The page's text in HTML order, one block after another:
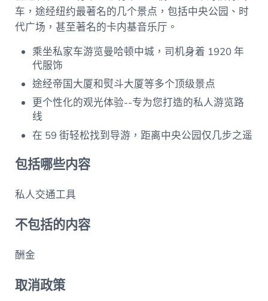
车，途经纽约最著名的几个景点，包括中央公园、时
代广场，甚至著名的卡内基音乐厅。
乘坐私家车游览曼哈顿中城，司机身着 1920 年
代服饰
途经帝国大厦和熨斗大厦等多个顶级景点
更个性化的观光体验--专为您打造的私人游览路
线
在 59 街轻松找到导游，距离中央公园仅几步之遥
包括哪些内容
私人交通工具
不包括的内容
酬金
取消政策